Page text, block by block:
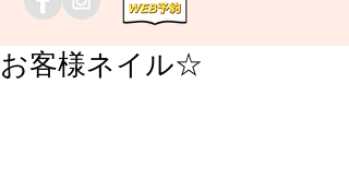
お客様ネイル☆